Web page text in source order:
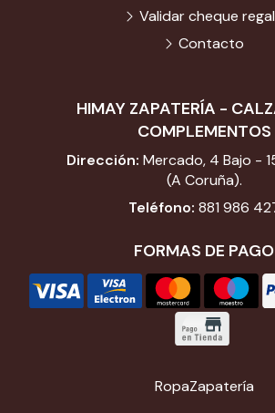
HIMAY ZAPATERÍA -
COMPLEMENTOS
Dirección: Mercado, 4 Bajo -
(A Coruña).
Teléfono: 881 986
FORMAS DE PAGO
Validar cheque
Contacto
RopaZapatería